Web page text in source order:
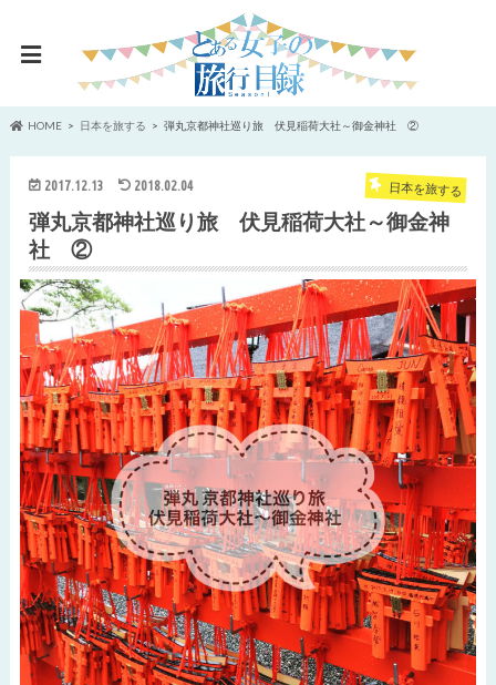
HOME 日本を旅する 弾丸京都神社巡り旅 伏見稲荷大社～御金神社 ②
2017.12.13 2018.02.04 日本を旅する
弾丸京都神社巡り旅 伏見稲荷大社～御金神
社 ②